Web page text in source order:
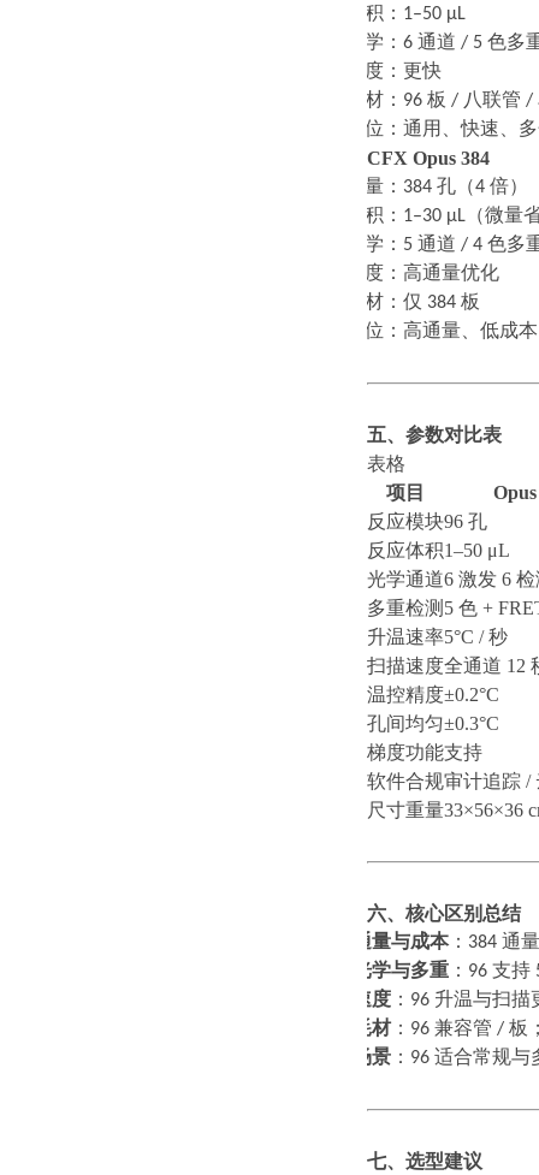
体积： 1–50 μL
光学： 6 通道 / 5 色多
速度：更快
耗材： 96 板 / 八联管 /
定位：通用、快速、
CFX Opus 384
通量： 384 孔（4 倍）
体积： 1–30 μL （微量
光学： 5 通道 / 4 色多
速度：高通量优化
耗材：仅 384 板
定位：高通量、低成
五、参数对比表
表格
项目
反应模块96 孔
反应体积1–50 μL
光学通道6 激发 6
多重检测 5 色 +
升温速率5°C / 秒
扫描速度全通道 12
温控精度±0.2°C
孔间均匀±0.3°C
梯度功能支持
软件合规审计追踪 /
尺寸重量33×56×36
六、核心区别总结
通量与成本： 384 通
光学与多重 ： 96 支持
速度 ： 96 升温与扫描
耗材： 96 兼容管 / 板
场景 ： 96 适合常规与
七、选型建议